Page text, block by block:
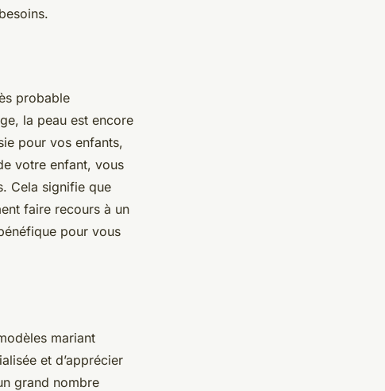
probable
la peau est encore
pour vos enfants,
votre enfant, vous
Cela signifie que
faire recours à un
pour vous
mariant
et d’apprécier
grand nombre